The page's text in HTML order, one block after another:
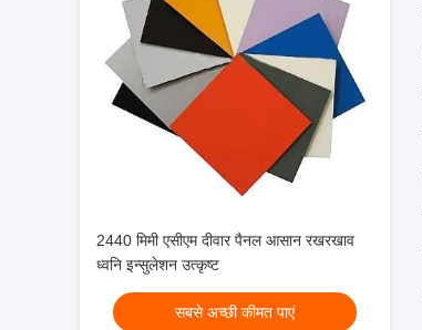
2440 मिमी एसीएम दीवार पैनल आसान रखरखाव
ध्वनि इन्सुलेशन उत्कृष्ट
सबसे अच्छी कीमत पाएं